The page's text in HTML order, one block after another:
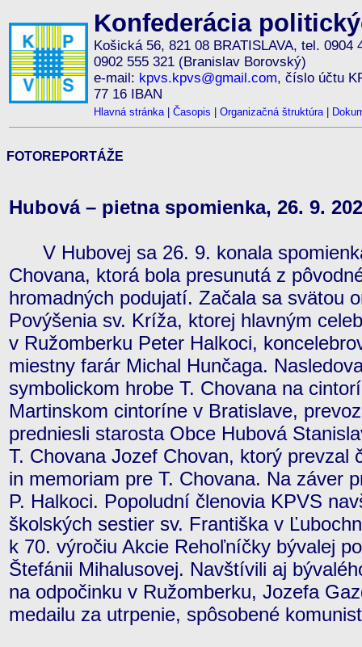
Konfederácia
Košická 56, 821 08 BRATISLAVA, tel. 0904
0902 555 321 (Branislav Borovský)
e-mail: kpvs.kpvs@gmail.com, číslo účtu
77 16 IBAN
Hlavná stránka| Časopis Organizačná štruktúra|
FOTOREPORTÁŽE
Hubová – pietna spomienka, 26. 9.
V Hubovej sa 26. 9. konala
Chovana, ktorá bola presunutá z
hromadných podujatí. Začala sa svätou
Povýšenia sv. Kríža, ktorej hlavným
v Ružomberku Peter Halkoci,
miestny farár Michal Hunčaga.
symbolickom hrobe T. Chovana na
Martinskom cintoríne v Bratislave,
predniesli starosta Obce Hubová
T. Chovana Jozef Chovan, ktorý prevzal
in memoriam pre T. Chovana. Na záver
P. Halkoci. Popoludní členovia KPVS
školských sestier sv. Františka v
k 70. výročiu Akcie Rehoľníčky bývalej
Štefánii Mihalusovej. Navštívili aj
na odpočinku v Ružomberku, Jozefa
medailu za utrpenie, spôsobené